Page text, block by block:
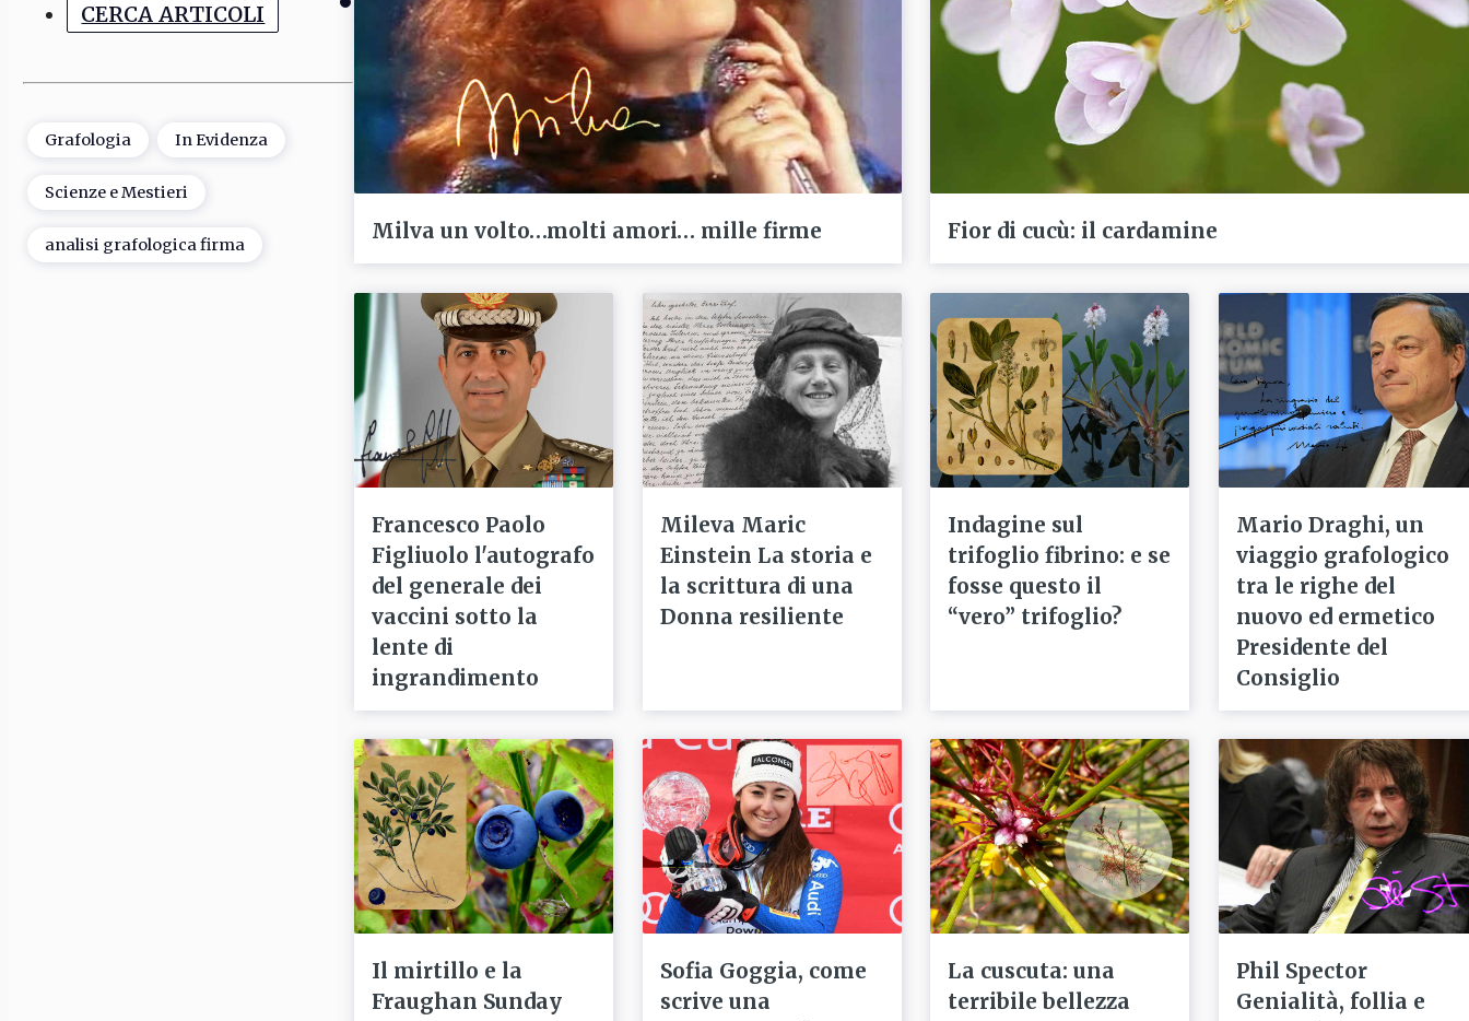
CERCA ARTICOLI
Grafologia In Evidenza
Scienze e Mestieri
analisi grafologica firma
Milva un volto…molti amori… mille firme Fior di cucù: il cardamine
Francesco Paolo
Figliuolo l'autografo
del generale dei
vaccini sotto la
lente di
ingrandimento
Mileva Maric
Einstein La storia e
la scrittura di una
Donna resiliente
Indagine sul
trifoglio fibrino: e se
fosse questo il
“vero” trifoglio?
Mario Draghi, un
viaggio grafologico
tra le righe del
nuovo ed ermetico
Presidente del
Consiglio
Il mirtillo e la
Fraughan Sunday
Sofia Goggia, come
scrive una
La cuscuta: una
terribile bellezza
Phil Spector
Genialità, follia e